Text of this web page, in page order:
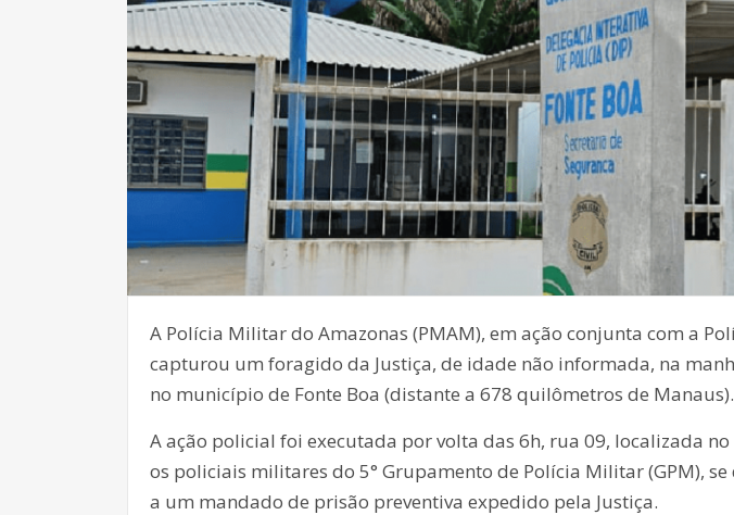
A Polícia Militar do Amazonas (PMAM), em ação conjunta com a
capturou um foragido da Justiça, de idade não informada, na
no município de Fonte Boa (distante a 678 quilômetros de Manaus).
A ação policial foi executada por volta das 6h, rua 09, localizada
os policiais militares do 5° Grupamento de Polícia Militar (GPM),
a um mandado de prisão preventiva expedido pela Justiça.